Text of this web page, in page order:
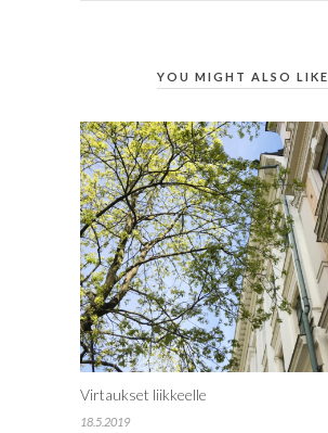
YOU MIGHT ALSO LIKE
Virtaukset liikkeelle
18.5.2019